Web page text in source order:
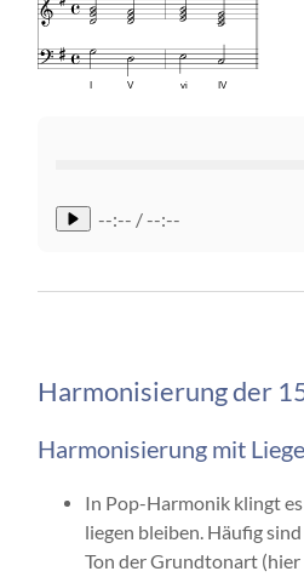
I V vi IV
--:-- / --:--
Harmonisierung der
Harmonisierung mit
In Pop-Harmonik klingt
liegen bleiben. Häufig
Ton der Grundtonart (hier